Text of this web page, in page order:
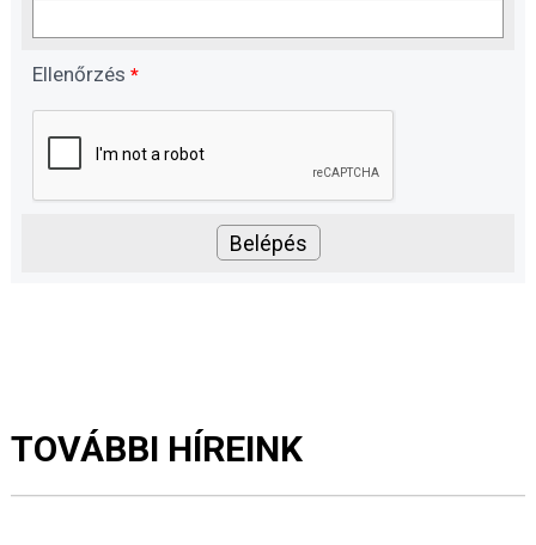
Ellenőrzés *
TOVÁBBI HÍREINK